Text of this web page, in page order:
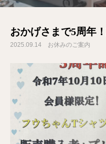
おかげさまで5周年
2025.09.14 お休みのご案内